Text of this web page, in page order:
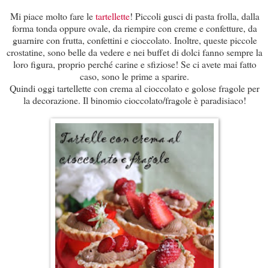
Mi piace molto fare letartellette! Piccoli gusci di pasta frolla, dalla
forma tonda oppure ovale, da riempire con creme e confetture, da
guarnire con frutta, confettini e cioccolato. Inoltre, queste piccole
crostatine, sono belle da vedere e nei buffet di dolci fanno sempre la
loro figura, proprio perché carine e sfiziose! Se ci avete mai fatto
caso, sono le prime a sparire.
Quindi oggi tartellette con crema al cioccolato e golose fragole per
la decorazione. Il binomio cioccolato/fragole è paradisiaco!